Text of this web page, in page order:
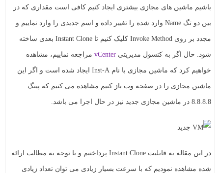
باشیم ماشین های مجازی بیشتری ایجاد کنیم کافی است مقداری که در
بین دو تگ Name وارد شده را تغییر داده و اسم جدیدی را وارد نماییم و
مجدد بر روی Invoke Method کلیک کنیم تا Instant Clone بعدی ساخته
شود. حال اگر به کنسول مدیریتیvCenterمراجعه نماییم، مشاهده
خواهیم کرد که ماشین مجازی با نام Inst-A ایجاد شده است و اگر این
ماشین مجازی را در صفحه وب باز کنیم مشاهده می کنیم که پینگ
8.8.8.8 در ماشین مجازی جدید نیز در حال اجرا می باشد.
در این مقاله به قابلیت Instant Clone پرداختیم و با توجه به مطالب ارائه
شده مشاهده نمودیم که با سرعت بسیار زیادی می توان تعداد زیادی